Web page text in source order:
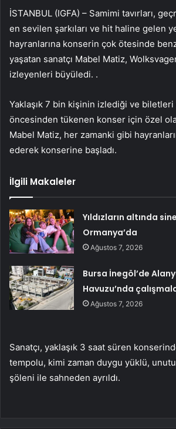
İSTANBUL (IGFA) – Samimi tavırları,
en sevilen şarkıları ve hit haline gelen
hayranlarına konserin çok ötesinde
yaşatan sanatçı Mabel Matiz,
izleyenleri büyüledi. .
Yaklaşık 7 bin kişinin izlediği ve
öncesinden tükenen konser için özel
Mabel Matiz, her zamanki gibi
ederek konserine başladı.
İlgili Makaleler
Yıldızların altında
Ormanya’da
Ağustos 7, 2026
Bursa İnegöl’de
Havuzu’nda
Ağustos 7, 2026
Sanatçı, yaklaşık 3 saat süren
tempolu, kimi zaman duygu yüklü,
şöleni ile sahneden ayrıldı.